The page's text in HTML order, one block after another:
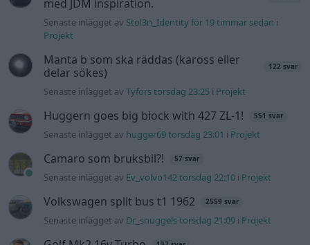
med JDM inspiration.
Senaste inlägget av Stol3n_Identity för 19 timmar sedan i
Projekt
Manta b som ska räddas (kaross eller
delar sökes)
122 svar
Senaste inlägget avTyfors torsdag 23:25 i Projekt
Huggern goes big block with 427 ZL-1! 551 svar
Senaste inlägget av hugger69 torsdag 23:01 i Projekt
Camaro som bruksbil?! 57 svar
Senaste inlägget av Ev_volvo142 torsdag 22:10 i Projekt
Volkswagen split bus t1 1962 2559 svar
Senaste inlägget av Dr_snuggels torsdag 21:09 i Projekt